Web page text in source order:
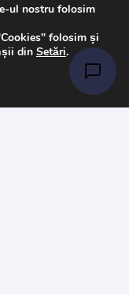
ul nostru folosim
folosim și
din Setări.